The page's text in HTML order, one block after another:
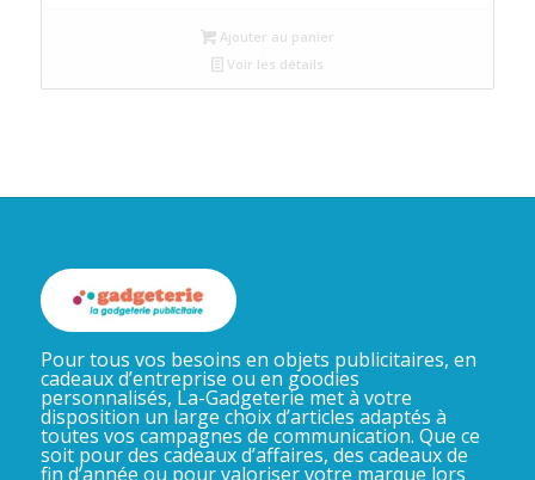
Ajouter au panier
Voir les détails
Pour tous vos besoins en objets publicitaires, en
cadeaux d’entreprise ou en goodies
personnalisés, La-Gadgeterie met à votre
disposition un large choix d’articles adaptés à
toutes vos campagnes de communication. Que ce
soit pour des cadeaux d’affaires, des cadeaux de
fin d’année ou pour valoriser votre marque lors